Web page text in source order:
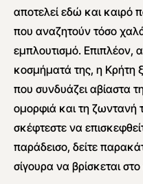
αποτελεί εδώ και καιρό
που αναζητούν τόσο
εμπλουτισμό. Επιπλέον,
κοσμήματά της, η Κρήτη
που συνδυάζει αβίαστα
ομορφιά και τη ζωντανή
σκέφτεστε να
παράδεισο, δείτε
σίγουρα να βρίσκεται